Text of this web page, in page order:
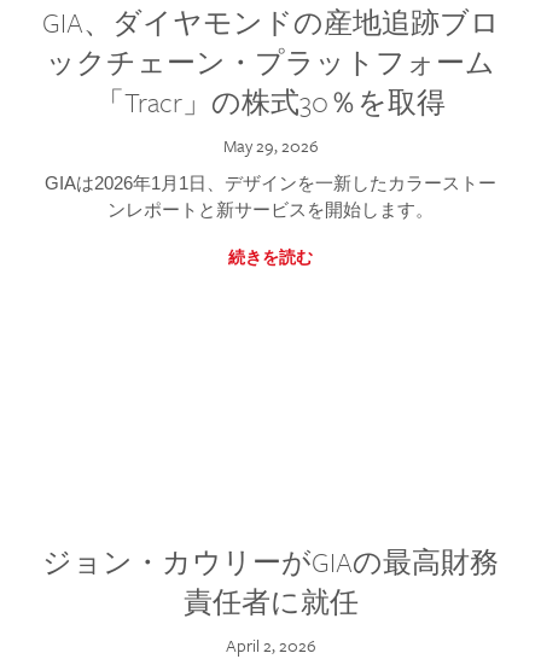
GIA、ダイヤモンドの産地追跡ブロ
ックチェーン・プラットフォーム
「Tracr」の株式30％を取得
May 29, 2026
GIAは2026年1月1日、デザインを一新したカラーストー
ンレポートと新サービスを開始します。
続きを読む
ジョン・カウリーがGIAの最高財務
責任者に就任
April 2, 2026